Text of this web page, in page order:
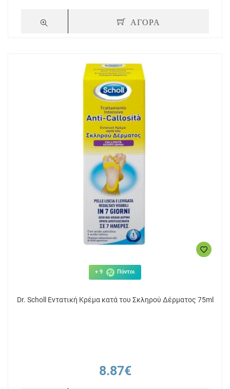
ΑΓΟΡΑ
+ 9 Πόντοι
Dr. Scholl Εντατική Κρέμα κατά του Σκληρού Δέρματος 75ml
8.87€